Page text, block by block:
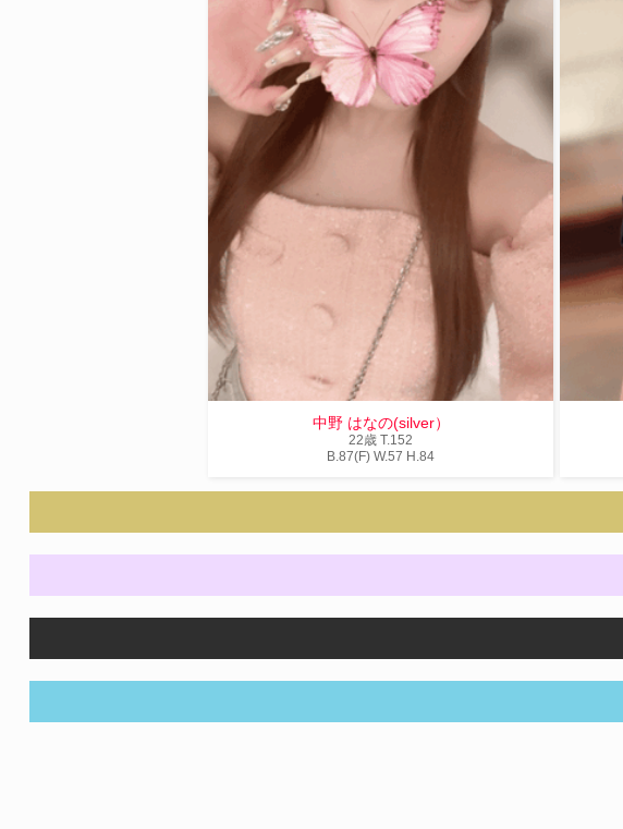
中野 はなの(silver）
22歳 T.152
B.87(F) W.57 H .84